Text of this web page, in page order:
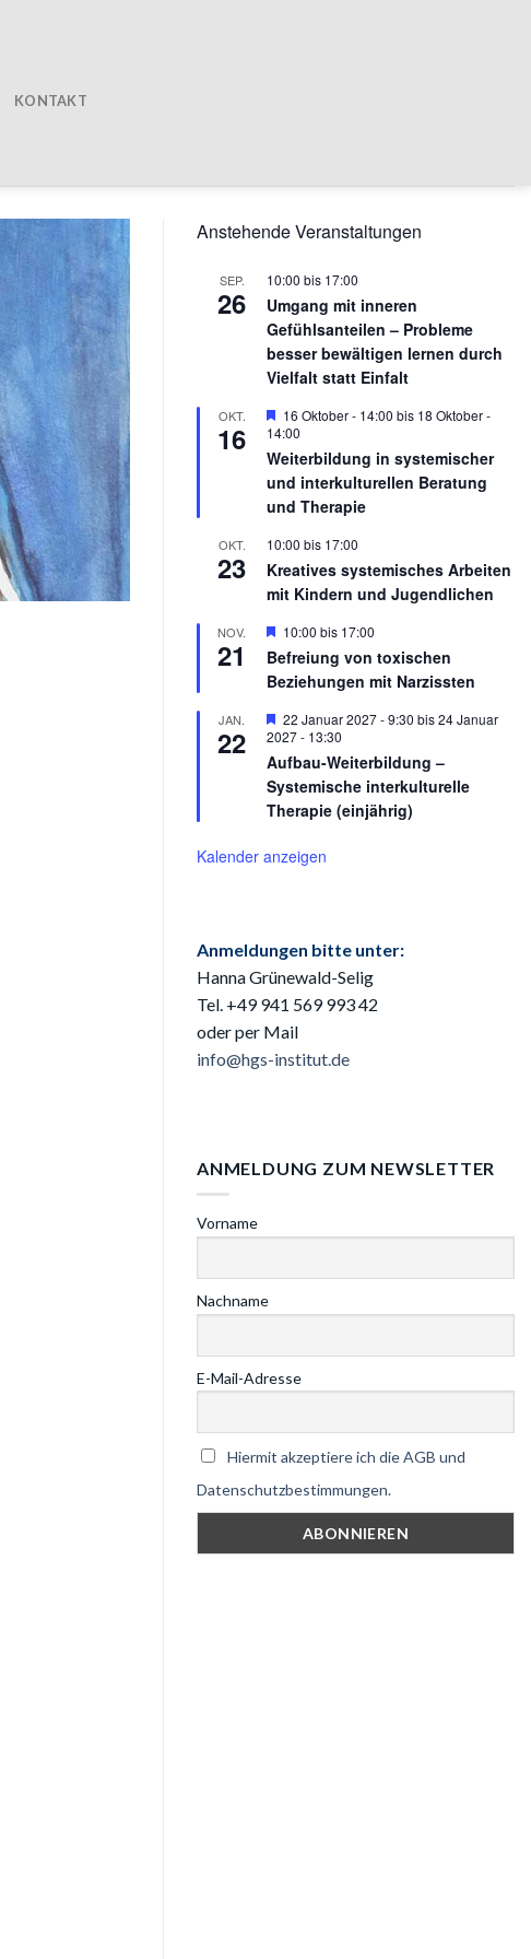
KONTAKT
Anstehende Veranstaltungen
SEP.
26
10:00 bis 17:00
Umgang mit inneren
Gefühlsanteilen – Probleme
besser bewältigen lernen durch
Vielfalt statt Einfalt
OKT.
16
Hervorgehoben
16 Oktober - 14:00 bis 18 Oktober -
14:00
Weiterbildung in systemischer
und interkulturellen Beratung
und Therapie
OKT.
23
10:00 bis 17:00
Kreatives systemisches Arbeiten
mit Kindern und Jugendlichen
NOV.
21
Hervorgehoben
10:00 bis 17:00
Befreiung von toxischen
Beziehungen mit Narzissten
JAN.
22
Hervorgehoben
22 Januar 2027 - 9:30 bis24 Januar
2027 - 13:30
Aufbau-Weiterbildung –
Systemische interkulturelle
Therapie (einjährig)
Kalender anzeigen
Anmeldungen bitte unter:
Hanna Grünewald-Selig
Tel. +49 941 569 993 42
oder per Mail
info@hgs-institut.de
ANMELDUNG ZUM NEWSLETTER
Vorname
Nachname
E-Mail-Adresse
Hiermit akzeptiere ich die AGB und
Datenschutzbestimmungen.